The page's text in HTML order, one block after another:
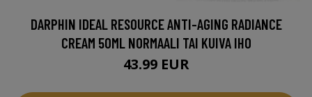
DARPHIN IDEAL RESOURCE ANTI-AGING RADIANCE
CREAM 50ML NORMAALI TAI KUIVA IHO
43.99 EUR